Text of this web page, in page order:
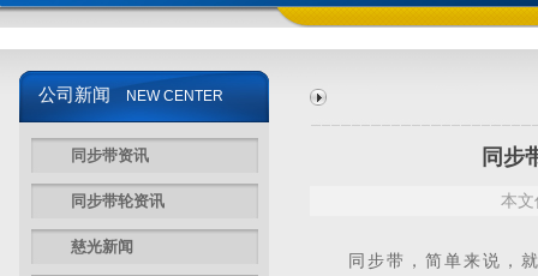
公司新闻 NEW CENTER
同步带资讯
同步带轮资讯
慈光新闻
同步
本
同步带 ，简单来说，